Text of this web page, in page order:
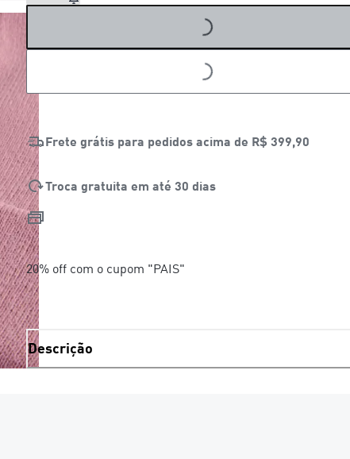
LOADING...
LOADING...
Frete grátis para pedidos acima de R$ 399,90
Troca gratuita em até 30 dias
20% off com o cupom "PAIS"
Descrição